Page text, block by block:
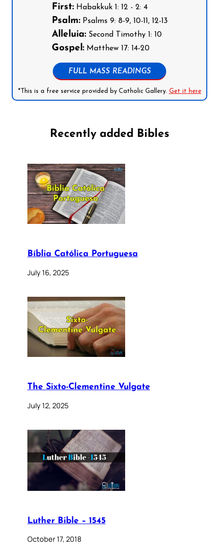
First:Habakkuk 1: 12 - 2: 4
Psalm:Psalms 9: 8-9, 10-11, 12-13
Alleluia:Second Timothy 1: 10
Gospel:Matthew 17: 14-20
FULL MASS READINGS
*This is a free service provided by Catholic Gallery. Get it here
Recently added Bibles
Bíblia Católica Portuguesa
July 16, 2025
The Sixto-Clementine Vulgate
July 12, 2025
Luther Bible – 1545
October 17, 2018